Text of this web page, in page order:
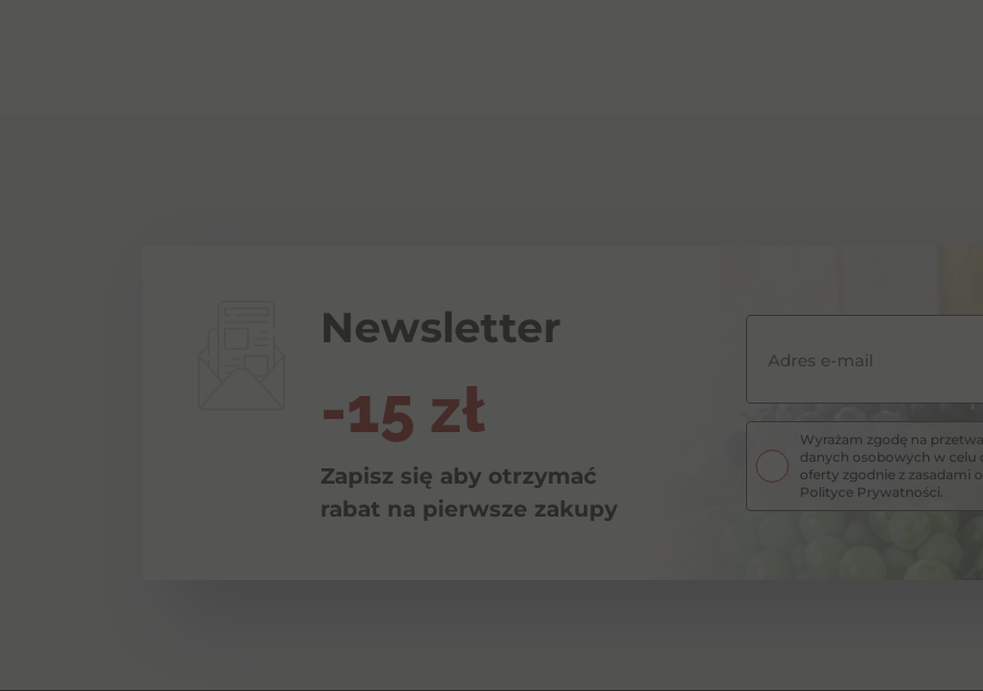
Newsletter
-15 zł
Zapisz się aby otrzymać
rabat na pierwsze zakupy
Adres e-mail
Wyrażam zgodę na
danych osobowych w celu
oferty zgodnie z zasadami
Polityce Prywatności.